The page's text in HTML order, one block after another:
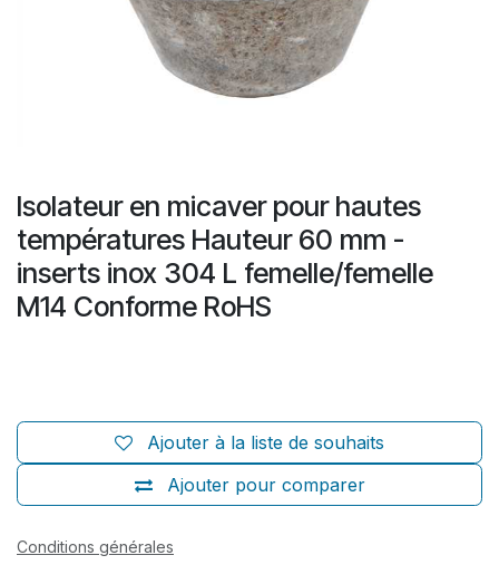
Isolateur en micaver pour hautes
températures Hauteur 60 mm -
inserts inox 304 L femelle/femelle
M14 Conforme RoHS
Ajouter pour comparer
Ajouter à la liste de souhaits
Conditions générales